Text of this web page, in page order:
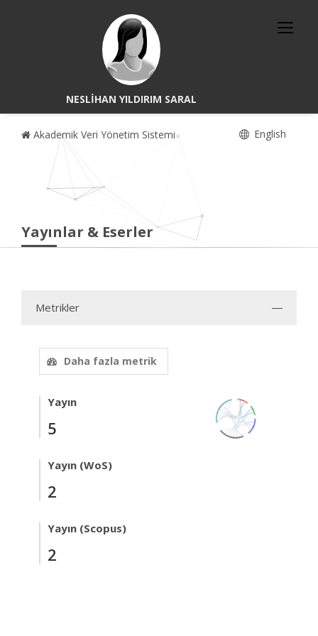
NESLİHAN YILDIRIM SARAL
Akademik Veri Yönetim Sistemi English
Yayınlar & Eserler
Metrikler
Daha fazla metrik
Yayın
5
Yayın (WoS)
2
Yayın (Scopus)
2